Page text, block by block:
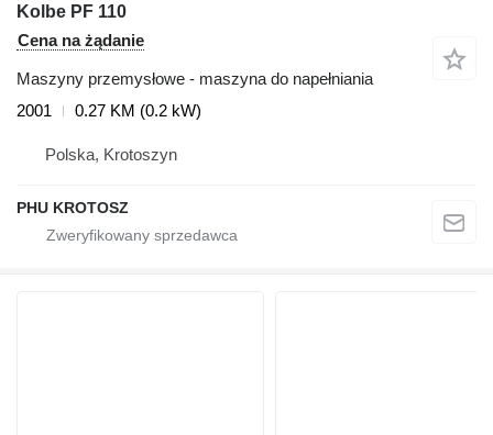
Kolbe PF 110
Cena na żądanie
Maszyny przemysłowe - maszyna do napełniania
2001
0.27 KM (0.2 kW)
Polska, Krotoszyn
PHU KROTOSZ